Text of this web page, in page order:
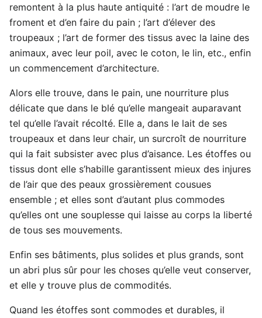
remontent à la plus haute antiquité : l’art de moudre le
froment et d’en faire du pain ; l’art d’élever des
troupeaux ; l’art de former des tissus avec la laine des
animaux, avec leur poil, avec le coton, le lin, etc., enfin
un commencement d’architecture.
Alors elle trouve, dans le pain, une nourriture plus
délicate que dans le blé qu’elle mangeait auparavant
tel qu’elle l’avait récolté. Elle a, dans le lait de ses
troupeaux et dans leur chair, un surcroît de nourriture
qui la fait subsister avec plus d’aisance. Les étoffes ou
tissus dont elle s’habille garantissent mieux des injures
de l’air que des peaux grossièrement cousues
ensemble ; et elles sont d’autant plus commodes
qu’elles ont une souplesse qui laisse au corps la liberté
de tous ses mouvements.
Enfin ses bâtiments, plus solides et plus grands, sont
un abri plus sûr pour les choses qu’elle veut conserver,
et elle y trouve plus de commodités.
Quand les étoffes sont commodes et durables, il